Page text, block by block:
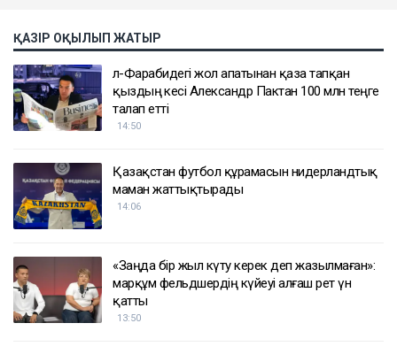
ҚАЗІР ОҚЫЛЫП ЖАТЫР
әл-Фарабидегі жол апатынан қаза тапқан
қыздың әкесі Александр Пактан 100 млн теңге
талап етті
14:50
Қазақстан футбол құрамасын нидерландтық
маман жаттықтырады
14:06
«Заңда бір жыл күту керек деп жазылмаған»:
марқұм фельдшердің күйеуі алғаш рет үн
қатты
13:50